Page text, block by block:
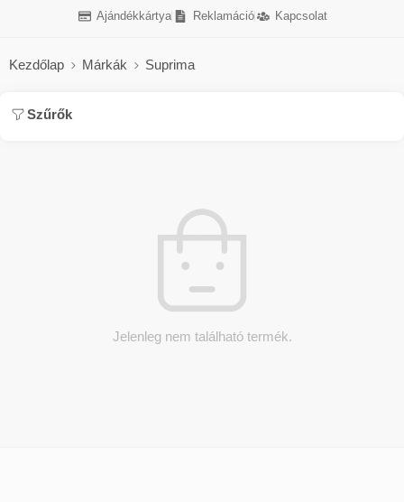
Ajándékkártya Reklamáció Kapcsolat
Kezdőlap Márkák Suprima
Szűrők
Jelenleg nem található termék.